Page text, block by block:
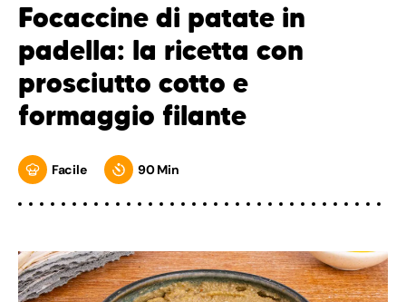
Focaccine di patate in
padella: la ricetta con
prosciutto cotto e
formaggio filante
Facile 90 Min